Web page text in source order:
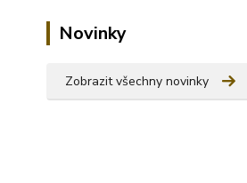
Novinky
Zobrazit všechny novinky